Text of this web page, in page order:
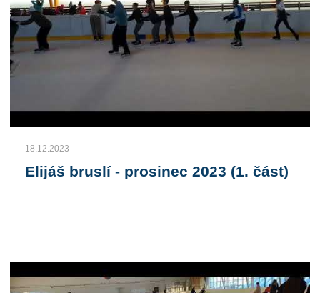
18.12.2023
Elijáš bruslí - prosinec 2023 (1. část)